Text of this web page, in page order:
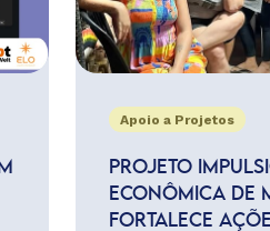
Apoio a Projetos
PROJETO
ECONÔMICA DE
FORTALECE